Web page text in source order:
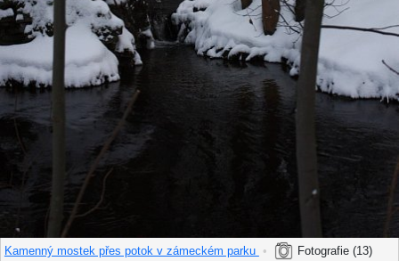
Kamenný mostek přes potok v zámeckém parku •
Fotografie (13)